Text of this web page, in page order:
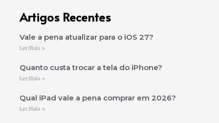
Artigos Recentes
Vale a pena atualizar para o iOS 27?
Ler Mais »
Quanto custa trocar a tela do iPhone?
Ler Mais »
Qual iPad vale a pena comprar em 2026?
Ler Mais »